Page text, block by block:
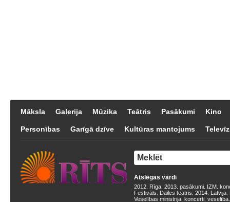
Māksla Galerija Mūzika Teātris Pasākumi Kino
Personības Garīgā dzīve Kultūras mantojums
Atslēgas vārdi
2012 Rīga 2013 pasākumi IZM
Festivāls
Dailes teātris 2014 Latvija
Veselības ministrija koncerti veselība